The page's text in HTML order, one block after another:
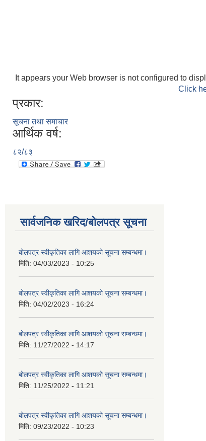
It appears your Web browser is not configured to
Click
प्रकार:
सूचना तथा समाचार
आर्थिक वर्ष:
८२/८३
सार्वजनिक खरिद/बोलपत्र सूचना
बोलपत्र स्वीकृतिका लागि आशयको सूचना सम्बन्धमा।
मिति: 04/03/2023 - 10:25
बोलपत्र स्वीकृतिका लागि आशयको सूचना सम्बन्धमा।
मिति: 04/02/2023 - 16:24
बोलपत्र स्वीकृतिका लागि आशयको सूचना सम्बन्धमा।
मिति: 11/27/2022 - 14:17
बोलपत्र स्वीकृतिका लागि आशयको सूचना सम्बन्धमा।
मिति: 11/25/2022 - 11:21
बोलपत्र स्वीकृतिका लागि आशयको सूचना सम्बन्धमा।
मिति: 09/23/2022 - 10:23